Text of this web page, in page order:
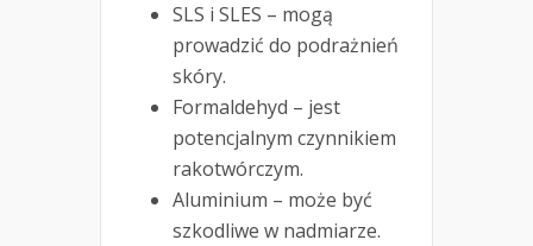
SLS i SLES – mogą
prowadzić do podrażnień
skóry.
Formaldehyd – jest
potencjalnym czynnikiem
rakotwórczym.
Aluminium – może być
szkodliwe w nadmiarze.